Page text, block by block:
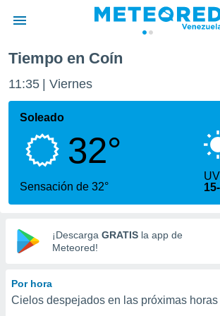
de
ha
calidad.
a este
las
y
digital
basada
Tiempo en Coín
11:35 Viernes
Soleado
32°
Sensación de 32°
¡Descarga GRATIS la app de
Meteored!
Por hora
Cielos despejados en las próximas horas